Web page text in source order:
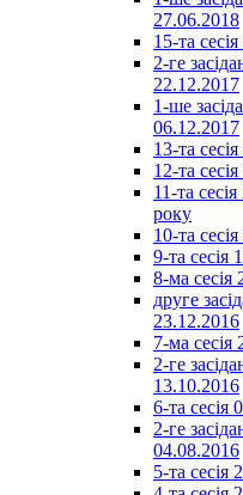
27.06.2018
15-та
2-ге
22.12.2017
1-ше
06.12.2017
13-та
12-та
11-та
року
10-та
9-та сесія
8-ма сесія
друге
23.12.2016
7-ма сесія
2-ге
13.10.2016
6-та сесія
2-ге
04.08.2016
5-та сесія